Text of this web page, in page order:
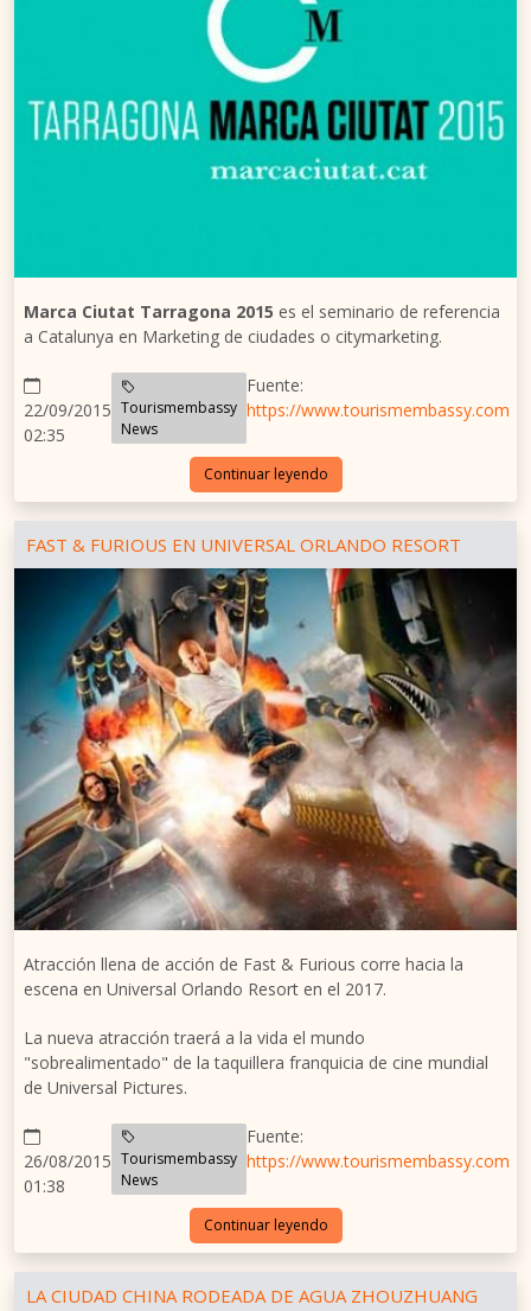
Marca Ciutat Tarragona 2015 es el seminario de referencia
a Catalunya en Marketing de ciudades o citymarketing.
22/09/2015
02:35
Tourismembassy
News
Fuente:
https://www.tourismembassy.com
Continuar leyendo
FAST & FURIOUS EN UNIVERSAL ORLANDO RESORT
Atracción llena de acción de Fast & Furious corre hacia la
escena en Universal Orlando Resort en el 2017.
La nueva atracción traerá a la vida el mundo
"sobrealimentado" de la taquillera franquicia de cine mundial
de Universal Pictures.
26/08/2015
01:38
Tourismembassy
News
Fuente:
https://www.tourismembassy.com
Continuar leyendo
LA CIUDAD CHINA RODEADA DE AGUA ZHOUZHUANG